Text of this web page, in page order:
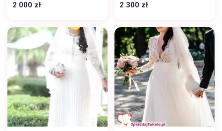
2 000 zł 2 300 zł